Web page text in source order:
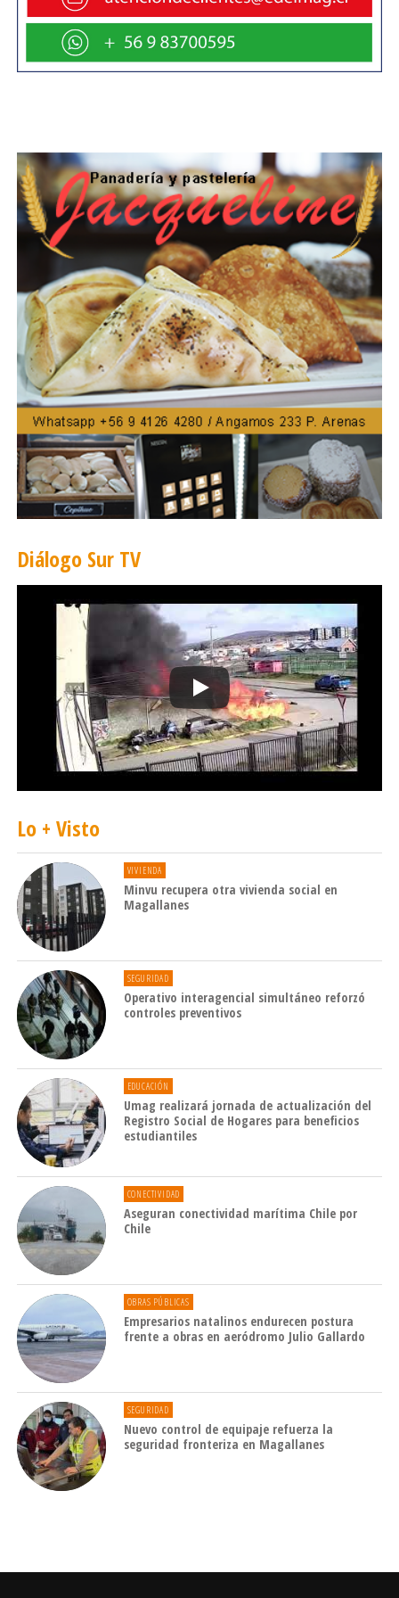
muchas personas compran pensando en Navidad.
Por este motivo, el SERNAC adelantó que estará
El Servicio adelantó que, en caso de establecer
incumplimientos, adoptará las medidas oportunas hacia
las empresas infractoras, las cuales arriesgan multas de
hasta 300 UTM, esto es, casi 21 millones de pesos en
caso de ser denunciadas ante la justicia.
Diálogo Sur TV
Lo + Visto
VIVIENDA
Minvu recupera otra vivienda social en
Magallanes
SEGURIDAD
Operativo interagencial simultáneo reforzó
controles preventivos
EDUCACIÓN
Umag realizará jornada de actualización del
Registro Social de Hogares para beneficios
estudiantiles
CONECTIVIDAD
Aseguran conectividad marítima Chile por
Chile
OBRAS PÚBLICAS
Empresarios natalinos endurecen postura
frente a obras en aeródromo Julio Gallardo
SEGURIDAD
Nuevo control de equipaje refuerza la
seguridad fronteriza en Magallanes